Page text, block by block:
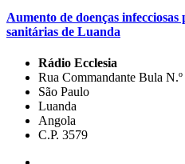
Aumento de doenças
sanitárias de Luanda
Rádio Ecclesia
Rua Commandante Bula N.º
São Paulo
Luanda
Angola
C.P. 3579